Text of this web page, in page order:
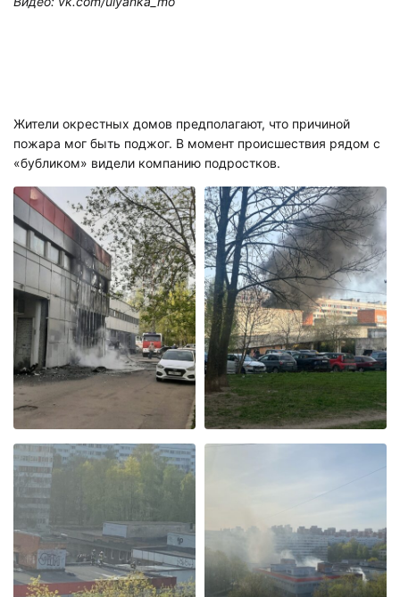
Жители окрестных домов предполагают, что причиной
пожара мог быть поджог. В момент происшествия рядом с
«бубликом» видели компанию подростков.